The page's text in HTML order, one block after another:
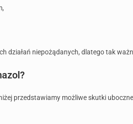
działań niepożądanych, dlatego tak
przedstawiamy możliwe skutki